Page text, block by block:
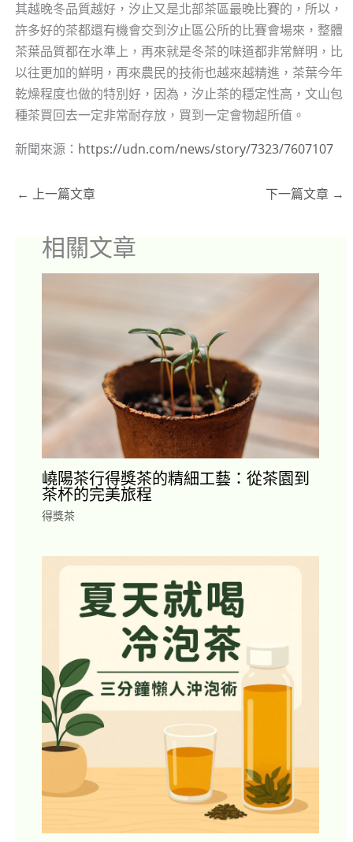
其越晚冬品質越好，汐止又是北部茶區最晚比賽的，所以，
許多好的茶都還有機會交到汐止區公所的比賽會場來，整體
茶葉品質都在水準上，再來就是冬茶的味道都非常鮮明，比
以往更加的鮮明，再來農民的技術也越來越精進，茶葉今年
乾燥程度也做的特別好，因為，汐止茶的穩定性高，文山包
種茶買回去一定非常耐存放，買到一定會物超所值。
新聞來源： https://udn.com/news/story/7323/7607107
← 上一篇文章 下一篇文章 →
相關文章
嶢陽茶行得獎茶的精細工藝：從茶園到
茶杯的完美旅程
得獎茶